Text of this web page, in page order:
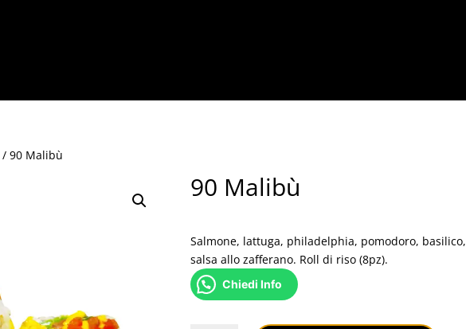
/ 90 Malibù
90 Malibù
Salmone, lattuga, philadelphia, pomodoro, basilico,
salsa allo zafferano. Roll di riso (8pz).
Chiedi Info